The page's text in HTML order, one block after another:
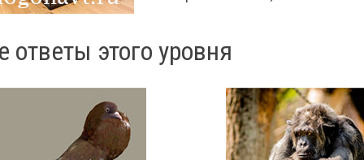
ответы этого уровня